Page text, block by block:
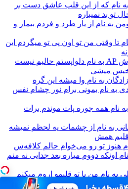
به نام که از این قلب عاشق دست بر
تو بد نمیباره
به نام از یار طرد و فردم بیمار و
تا وقتی من تو اون پی تو میگردم این
دانلود آهنگ مسیح و آرش AP به نام دلواپستم حالیم نیست
خیس میشی
به نام وا میشه این گره
به نام بمونی برام نور چشام نفس
به نام همه جوره پات موندم برات
به نام از چشمات یه لحظم نمیشه
همش
هنوز تو رو می‌خوام حالم کلافه‌س
اونکه دووم میاره بعد جدایی نه منم
به نام من با تو قلبمو اروم میکنم